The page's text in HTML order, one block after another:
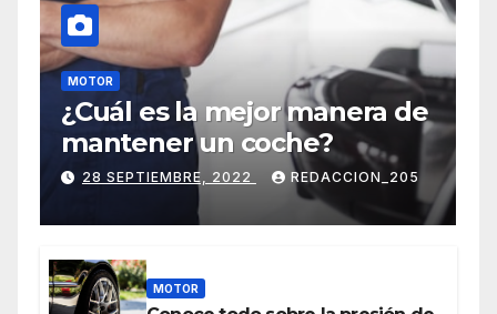
MOTOR
¿Cuál es la mejor manera de
mantener un coche?
28 SEPTIEMBRE, 2022 REDACCION_205
MOTOR